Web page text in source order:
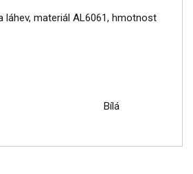
láhev, materiál AL6061, hmotnost
Bílá